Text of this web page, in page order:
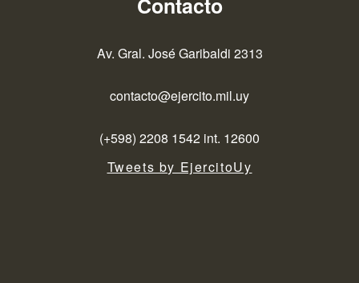
Contacto
Av. Gral. José Garibaldi 2313
contacto@ejercito.mil.uy
(+598) 2208 1542 int. 12600
Tweets by EjercitoUy